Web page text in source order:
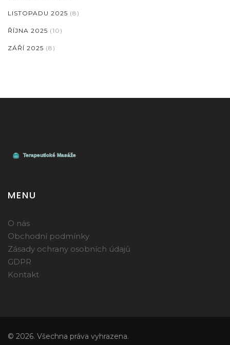
LISTOPADU 2025 (8)
ŘÍJNA 2025 (10)
ZÁŘÍ 2025 (8)
MENU
O nás
Obchodní podmínky
Zásady ochrany osobních údajů
GDPR
Kontakt
© 2026. Všechna práva vyhrazena.